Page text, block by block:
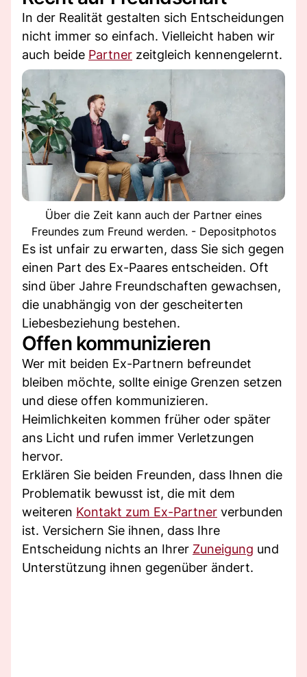
In der Realität gestalten sich Entscheidungen
nicht immer so einfach. Vielleicht haben wir
auch beide Partner zeitgleich kennengelernt.
Über die Zeit kann auch der Partner eines
Freundes zum Freund werden. - Depositphotos
Es ist unfair zu erwarten, dass Sie sich gegen
einen Part des Ex-Paares entscheiden. Oft
sind über Jahre Freundschaften gewachsen,
die unabhängig von der gescheiterten
Liebesbeziehung bestehen.
Offen kommunizieren
Wer mit beiden Ex-Partnern befreundet
bleiben möchte, sollte einige Grenzen setzen
und diese offen kommunizieren.
Heimlichkeiten kommen früher oder später
ans Licht und rufen immer Verletzungen
hervor.
Erklären Sie beiden Freunden, dass Ihnen die
Problematik bewusst ist, die mit dem
weiteren Kontakt zum Ex-Partner verbunden
ist. Versichern Sie ihnen, dass Ihre
Entscheidung nichts an Ihrer Zuneigung und
Unterstützung ihnen gegenüber ändert.